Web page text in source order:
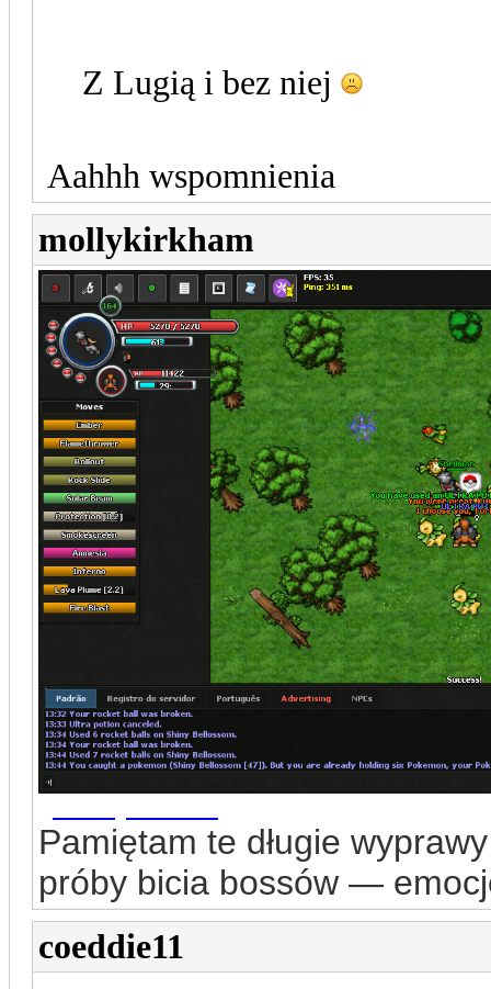
Z Lugią i bez niej
Aahhh wspomnienia
mollykirkham
Pamiętam te długie
próby bicia bossów —
coeddie11